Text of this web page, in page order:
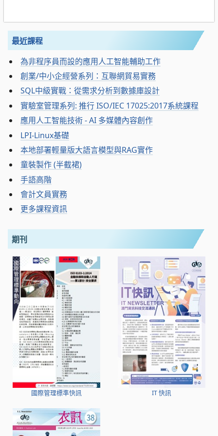
最近課程
為非程序員而設的應用人工智能輔助工作
創業/中小企經營系列：互聯網貿易實務
SQL中級實戰：從需求分析到數據庫設計
實驗室管理系列: 推行 ISO/IEC 17025:2017系統課程
應用人工智能技術 - AI 多媒體內容創作
LPI-Linux基礎
本地部署輕量版大語言模型與RAG實作
童裝製作 (半截裙)
手語高階
會計文員實務
更多課程資訊
期刊
國際管理標準快訊 IT 快訊